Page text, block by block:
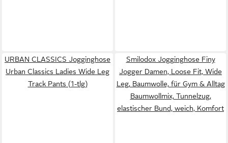
URBAN CLASSICS Jogginghose
Urban Classics Ladies Wide Leg
Track Pants (1-tlg)
Smilodox Jogginghose Finy
Jogger Damen, Loose Fit, Wide
Leg, Baumwolle, für Gym & Alltag
Baumwollmix, Tunnelzug,
elastischer Bund, weich, Komfort